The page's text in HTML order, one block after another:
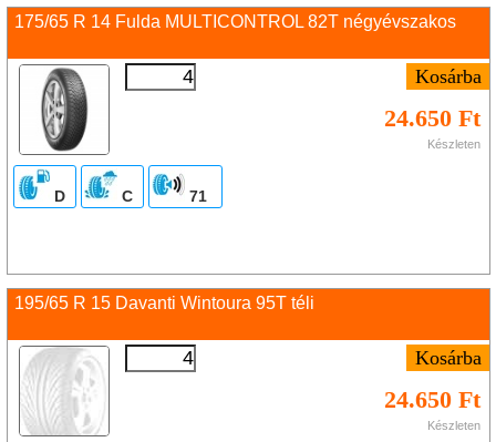
175/65 R 14 Fulda MULTICONTROL 82T négyévszakos
24.650 Ft
Készleten
D C 71
195/65 R 15 Davanti Wintoura 95T téli
24.650 Ft
Készleten